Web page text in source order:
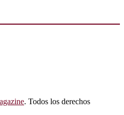
. Todos los derechos